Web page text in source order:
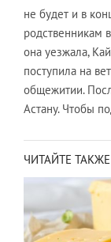
не будет и в
родственникам
она уезжала,
поступила на
общежитии.
Астану. Чтобы
ЧИТАЙТЕ ТАКЖЕ